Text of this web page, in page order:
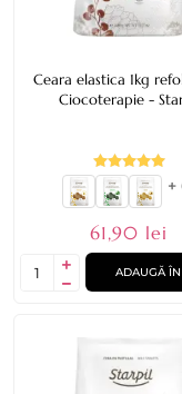
Ceara elastica 1kg
Ciocoterapie -
+
61,90 lei
ADAUGĂ ÎN